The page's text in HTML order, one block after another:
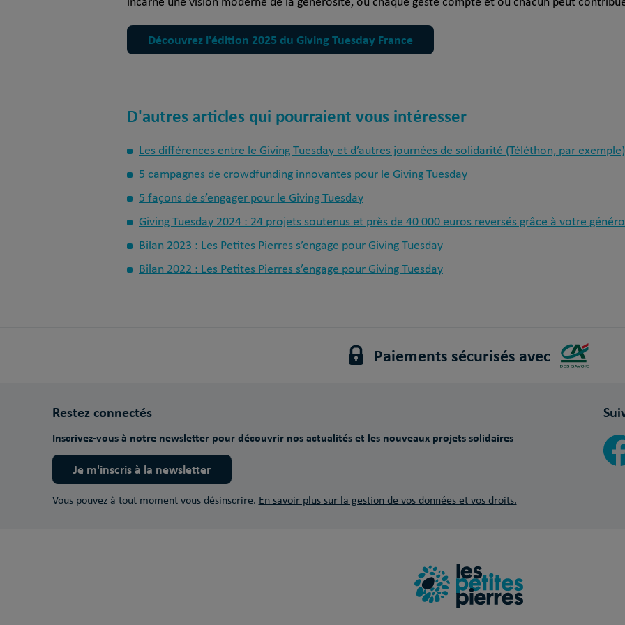
Découvrez l'édition 2025 du Giving Tuesday France
D'autres articles qui pourraient vous intéresser
Les différences entre le Giving Tuesday et d’autres journées de solidarité (Téléthon, par exemple)
5 campagnes de crowdfunding innovantes pour le Giving Tuesday
5 façons de s’engager pour le Giving Tuesday
Giving Tuesday 2024 : 24 projets soutenus et près de 40 000 euros reversés grâce à votre
Bilan 2023 : Les Petites Pierres s’engage pour Giving Tuesday
Bilan 2022 : Les Petites Pierres s’engage pour Giving Tuesday
Paiements sécurisés avec
Restez connectés
Inscrivez-vous à notre newsletter pour découvrir nos actualités et les nouveaux projets solidaires
Je m'inscris à la newsletter
Vous pouvez à tout moment vous désinscrire. En savoir plus sur la gestion de vos données et vos droits.